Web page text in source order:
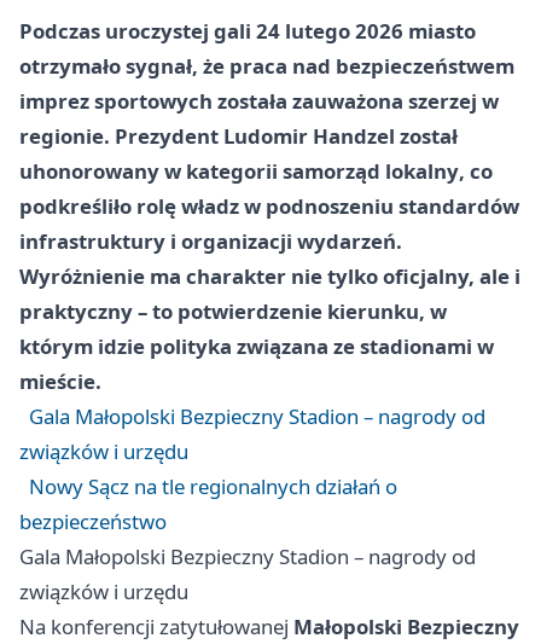
Podczas uroczystej gali 24 lutego 2026 miasto
otrzymało sygnał, że praca nad bezpieczeństwem
imprez sportowych została zauważona szerzej w
regionie. Prezydent Ludomir Handzel został
uhonorowany w kategorii samorząd lokalny, co
podkreśliło rolę władz w podnoszeniu standardów
infrastruktury i organizacji wydarzeń.
Wyróżnienie ma charakter nie tylko oficjalny, ale i
praktyczny – to potwierdzenie kierunku, w
którym idzie polityka związana ze stadionami w
mieście.
Gala Małopolski Bezpieczny Stadion – nagrody od
związków i urzędu
Nowy Sącz na tle regionalnych działań o
bezpieczeństwo
Gala Małopolski Bezpieczny Stadion – nagrody od
związków i urzędu
Na konferencji zatytułowanej Małopolski Bezpieczny